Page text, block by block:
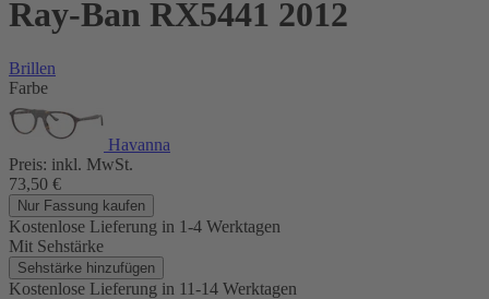
Ray-Ban RX5441 2012
Brillen
Farbe
Havanna
Preis: inkl. MwSt.
73,50 €
Nur Fassung kaufen
Kostenlose Lieferung in 1-4 Werktagen
Mit Sehstärke
Sehstärke hinzufügen
Kostenlose Lieferung in 11-14 Werktagen